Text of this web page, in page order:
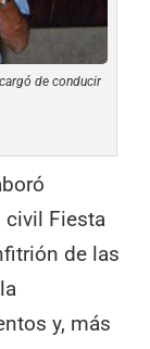
de conducir
civil Fiesta
de las
y, más